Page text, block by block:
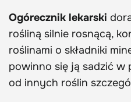
Ogórecznik lekarski
rośliną silnie rosnącą,
roślinami o składniki
powinno się ją sadzić w
od innych roślin